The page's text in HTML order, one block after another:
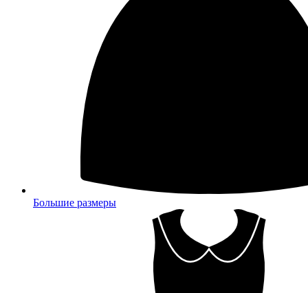
Большие размеры